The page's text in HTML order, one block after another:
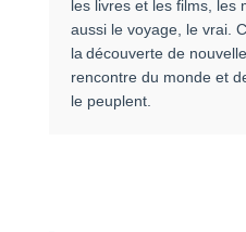
les livres et les films, les
aussi le voyage, le vrai.
la découverte de
rencontre du monde et
le peuplent.